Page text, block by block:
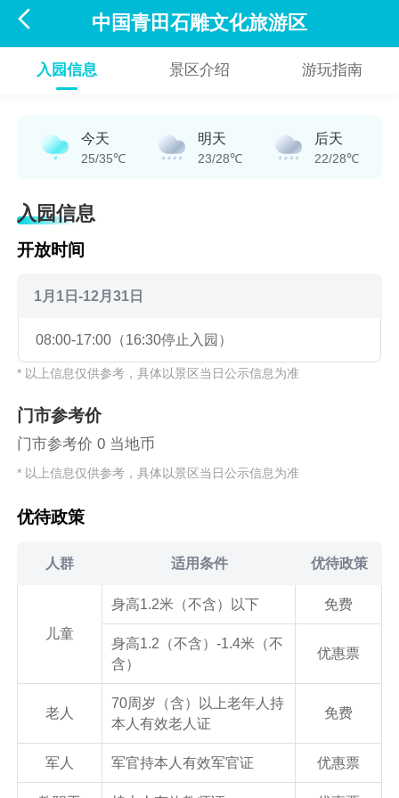
 中国青田石雕文化旅游区
入园信息 景区介绍 游玩指南
今天
25/35℃
明天
23/28℃
后天
22/28℃
入园信息
开放时间
1月1日-12月31日
08:00-17:00（16:30停止入园）
* 以上信息仅供参考，具体以景区当日公示信息为准
门市参考价
门市参考价 0 当地币
* 以上信息仅供参考，具体以景区当日公示信息为准
优待政策
人群 适用条件 优待政策
儿童
身高1.2米（不含）以下 免费
身高1.2（不含）-1.4米（不
含）
优惠票
老人
70周岁（含）以上老年人持
本人有效老人证
免费
军人 军官持本人有效军官证 优惠票